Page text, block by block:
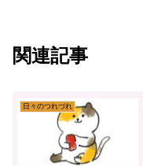
関連記事
日々のつれづれ